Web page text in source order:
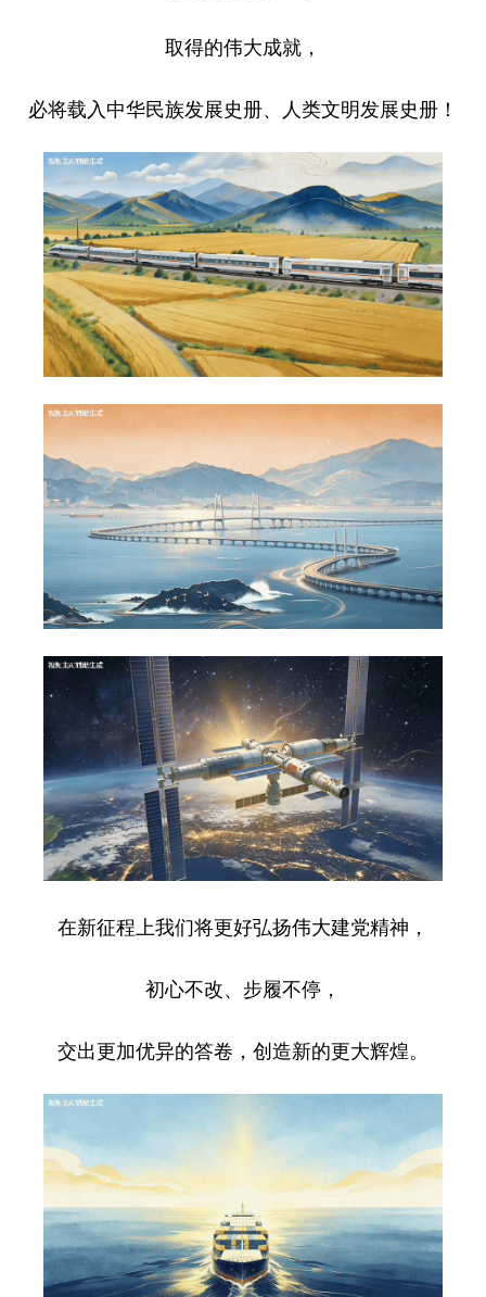
取得的伟大成就，
必将载入中华民族发展史册、人类文明发展史册！
在新征程上我们将更好弘扬伟大建党精神，
初心不改、步履不停，
交出更加优异的答卷，创造新的更大辉煌。